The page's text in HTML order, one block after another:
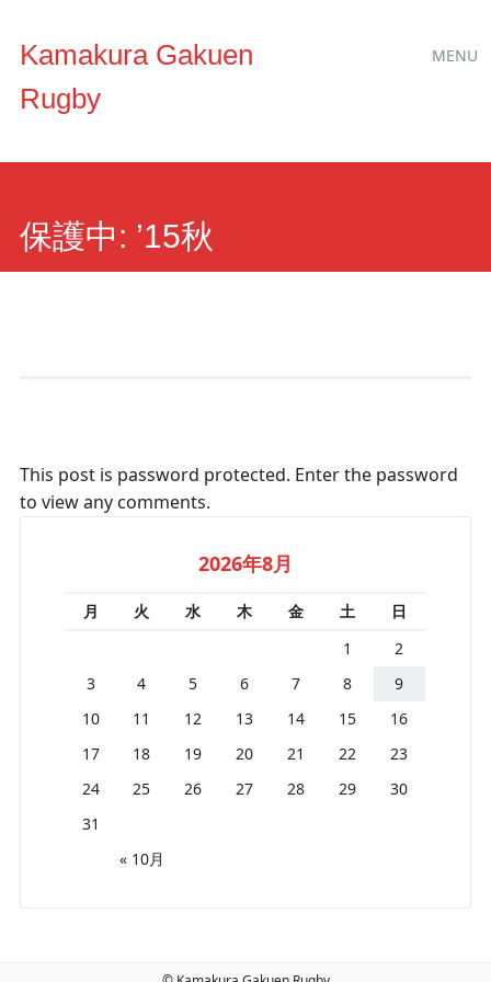
Kamakura Gakuen
Rugby
Skip to contentMENU
保護中: ’15秋
This post is password protected. Enter the password
to view any comments.
2026年8月
月 火 水 木 金 土 日
« 10月
1
2
3
4 5 6 7 8
9
10
11 12 13 14 15
16
17
18 19 20 21 22
23
24
25 26 27 28 29
30
31